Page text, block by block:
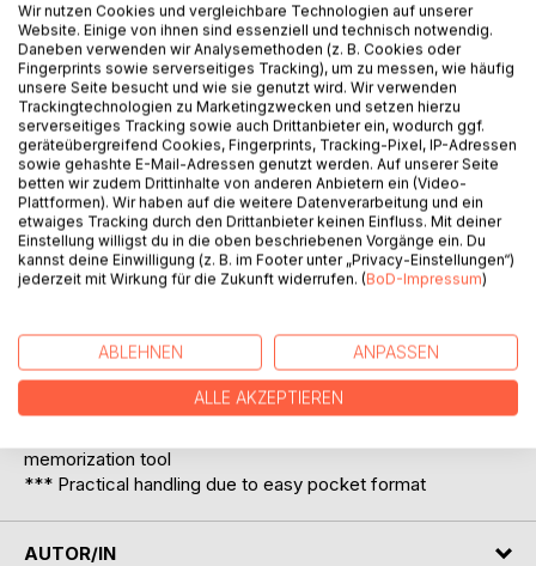
BESCHREIBUNG
The 2 in 1 Tacticboard & Training Workbook for fast
creation of coaching instructions/game tactics and
schemes, doesn’t only offer sport specific preprints
(playing field and space for notes), but also a cover, usable
as a dry erase panel (whiteboard pen is needed).
ADVANTAGES:
*** notebook with sport specific preprints (playing field)
for fast and simple sketching of coaching
instructions/game tactics and schemes
a dry erase panel (tacticboard)
*** Due to a handy format, the notebook can be
comfortably used in any situation (e.g. on the way or on the
memorization tool
*** Practical handling due to easy pocket format
AUTOR/IN
Wir nutzen Cookies und vergleichbare Technologien auf unserer
Website. Einige von ihnen sind essenziell und technisch notwendig.
Daneben verwenden wir Analysemethoden (z. B. Cookies oder
Fingerprints sowie serverseitiges Tracking), um zu messen, wie häufig
unsere Seite besucht und wie sie genutzt wird. Wir verwenden
Trackingtechnologien zu Marketingzwecken und setzen hierzu
serverseitiges Tracking sowie auch Drittanbieter ein, wodurch ggf.
geräteübergreifend Cookies, Fingerprints, Tracking-Pixel, IP-Adressen
sowie gehashte E-Mail-Adressen genutzt werden. Auf unserer Seite
betten wir zudem Drittinhalte von anderen Anbietern ein (Video-
Plattformen). Wir haben auf die weitere Datenverarbeitung und ein
etwaiges Tracking durch den Drittanbieter keinen Einfluss. Mit deiner
Einstellung willigst du in die oben beschriebenen Vorgänge ein. Du
kannst deine Einwilligung (z. B. im Footer unter „Privacy-Einstellungen“)
jederzeit mit Wirkung für die Zukunft widerrufen. (BoD-Impressum)
ABLEHNEN ANPASSEN
ALLE AKZEPTIEREN